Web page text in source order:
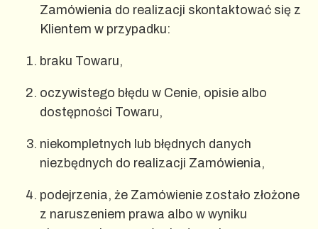
Zamówienia do realizacji skontaktować się z
Klientem w przypadku:
braku Towaru,
oczywistego błędu w Cenie, opisie albo
dostępności Towaru,
niekompletnych lub błędnych danych
niezbędnych do realizacji Zamówienia,
podejrzenia, że Zamówienie zostało złożone
z naruszeniem prawa albo w wyniku